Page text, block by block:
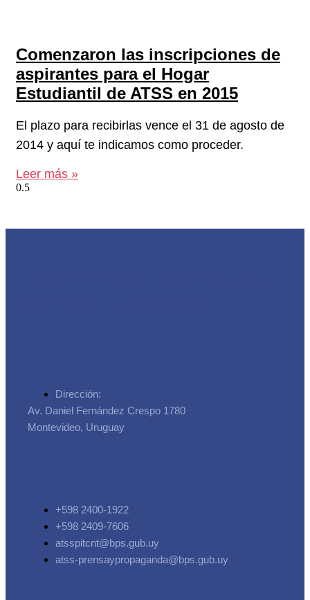
Comenzaron las inscripciones de
aspirantes para el Hogar
Estudiantil de ATSS en 2015
El plazo para recibirlas vence el 31 de agosto de
2014 y aquí te indicamos como proceder.
Leer más »
Dirección:
Av. Daniel Fernández Crespo 1780
Montevideo, Uruguay
+598 2400-1922
+598 2409-7606
atsspitcnt@bps.gub.uy
atss-prensaypropaganda@bps.gub.uy